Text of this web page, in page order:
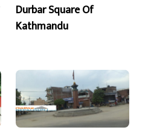
Durbar Square Of
Kathmandu